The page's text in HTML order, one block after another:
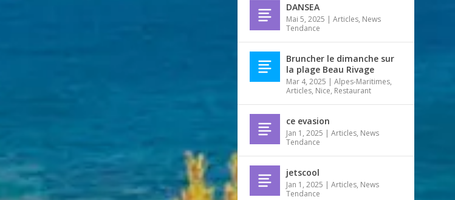
DANSEA
Mai 5, 2025 |Articles, News
Tendance
Bruncher le dimanche sur
la plage Beau Rivage
Mar 4, 2025 |Alpes-Maritimes,
Articles, Nice, Restaurant
ce evasion
Jan 1, 2025 |Articles, News
Tendance
jetscool
Jan 1, 2025 |Articles, News
Tendance